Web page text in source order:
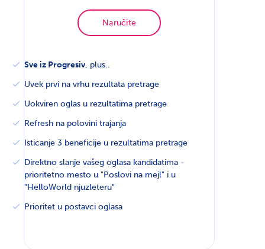
Naručite
Sve iz Progresiv, plus..
Uvek prvi na vrhu rezultata pretrage
Uokviren oglas u rezultatima pretrage
Refresh na polovini trajanja
Isticanje 3 beneficije u rezultatima pretrage
Direktno slanje vašeg oglasa kandidatima -
prioritetno mesto u "Poslovi na mejl" i u
"HelloWorld njuzleteru"
Prioritet u postavci oglasa